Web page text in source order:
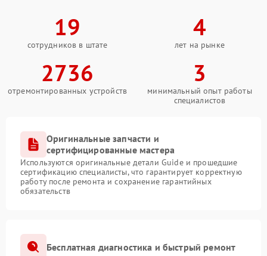
19
сотрудников в штате
4
лет на рынке
2736
отремонтированных устройств
3
минимальный опыт работы
специалистов
Оригинальные запчасти и
сертифицированные мастера
Используются оригинальные детали Guide и прошедшие
сертификацию специалисты, что гарантирует корректную
работу после ремонта и сохранение гарантийных
обязательств
Бесплатная диагностика и быстрый ремонт